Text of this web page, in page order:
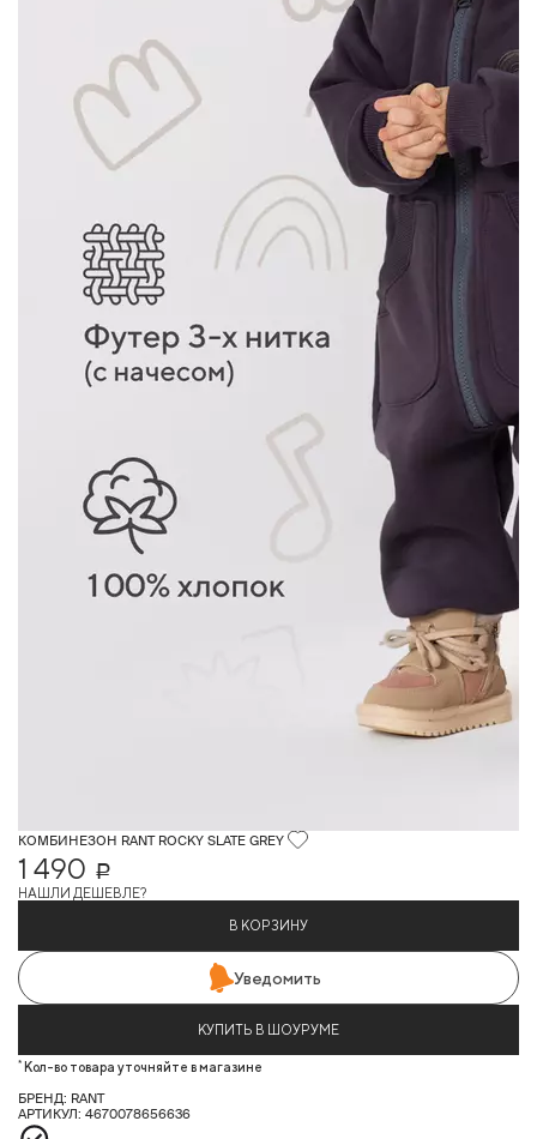
КОМБИНЕЗОН RANT ROCKY SLATE GREY
1 490
Р
НАШЛИ ДЕШЕВЛЕ?
В КОРЗИНУ
Уведомить
КУПИТЬ В ШОУРУМЕ
* Кол-во товара уточняйте в магазине
БРЕНД: RANT
АРТИКУЛ: 4670078656636